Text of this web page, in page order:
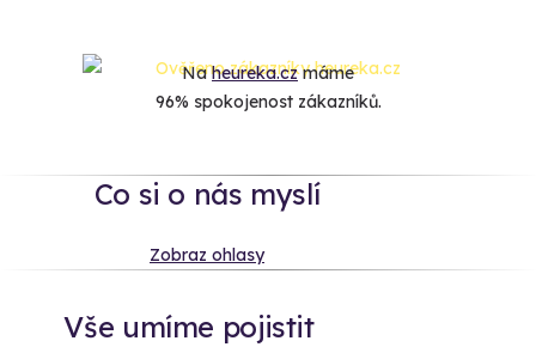
Naheureka.czmáme
96% spokojenost zákazníků.
Co si o nás myslí
Zobraz ohlasy
Vše umíme pojistit